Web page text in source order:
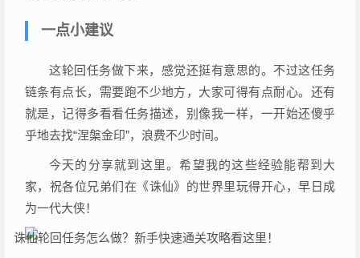
一点小建议
这轮回任务做下来，感觉还挺有意思的。不过这任务
链条有点长，需要跑不少地方，大家可得有点耐心。还有
就是，记得多看看任务描述，别像我一样，一开始还傻乎
乎地去找“涅槃金印”，浪费不少时间。
今天的分享就到这里。希望我的这些经验能帮到大
家，祝各位兄弟们在《诛仙》的世界里玩得开心，早日成
为一代大侠！